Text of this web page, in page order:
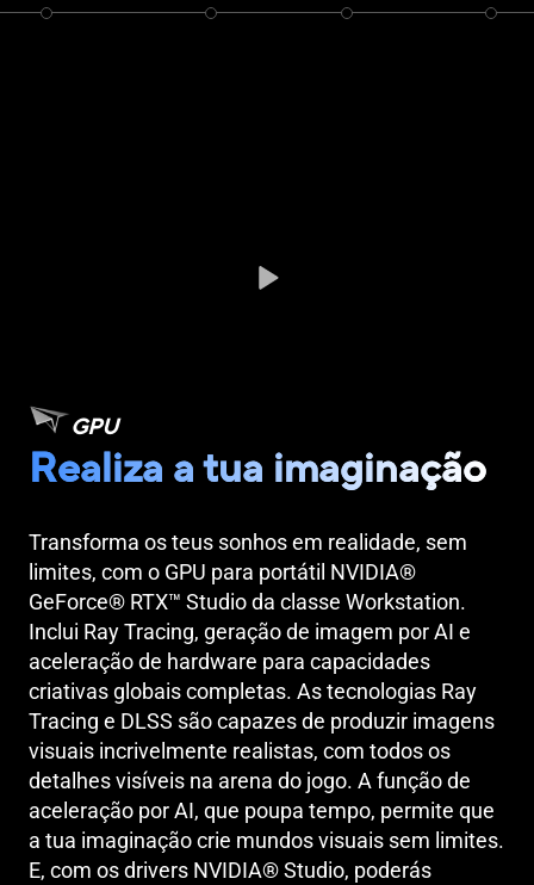
GPU
Realiza a tua imaginação
Transforma os teus sonhos em realidade, sem
limites, com o GPU para portátil NVIDIA®
GeForce® RTX™ Studio da classe Workstation.
Inclui Ray Tracing, geração de imagem por AI e
aceleração de hardware para capacidades
criativas globais completas. As tecnologias Ray
Tracing e DLSS são capazes de produzir imagens
visuais incrivelmente realistas, com todos os
detalhes visíveis na arena do jogo. A função de
aceleração por AI, que poupa tempo, permite que
a tua imaginação crie mundos visuais sem limites.
E, com os drivers NVIDIA® Studio, poderás